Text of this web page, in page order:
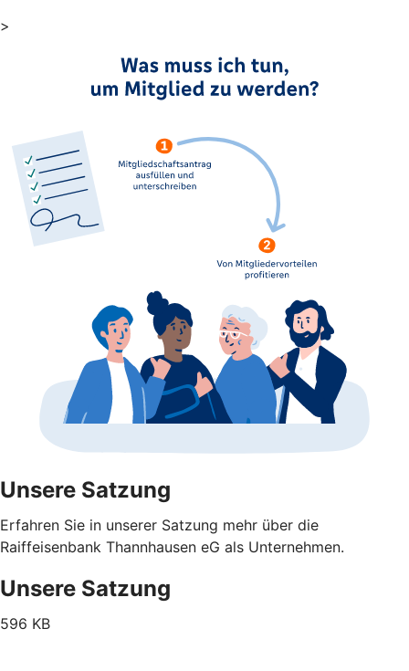
>
Unsere Satzung
Erfahren Sie in unserer Satzung mehr über die
Raiffeisenbank Thannhausen eG als Unternehmen.
Unsere Satzung
596 KB